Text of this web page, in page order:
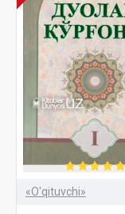
«O'qituvchi»